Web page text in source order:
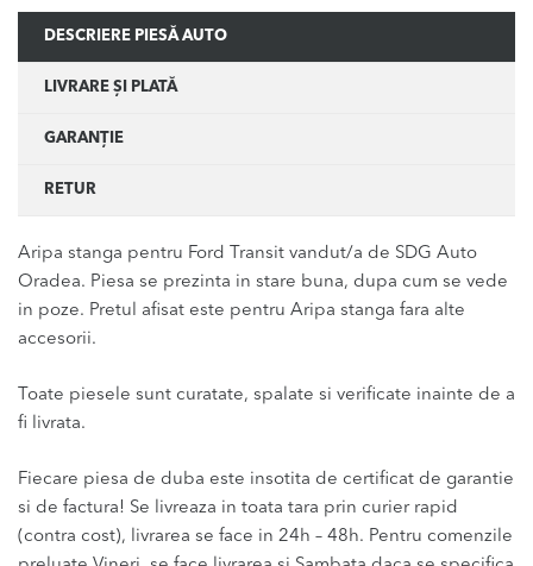
DESCRIERE PIESĂ AUTO
LIVRARE ȘI PLATĂ
GARANȚIE
RETUR
Aripa stanga pentru Ford Transit vandut/a de SDG Auto
Oradea. Piesa se prezinta in stare buna, dupa cum se vede
in poze. Pretul afisat este pentru Aripa stanga fara alte
accesorii.
Toate piesele sunt curatate, spalate si verificate inainte de a
fi livrata.
Fiecare piesa de duba este insotita de certificat de garantie
si de factura! Se livreaza in toata tara prin curier rapid
(contra cost), livrarea se face in 24h – 48h. Pentru comenzile